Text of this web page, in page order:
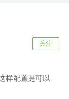
关注
样配置是可以